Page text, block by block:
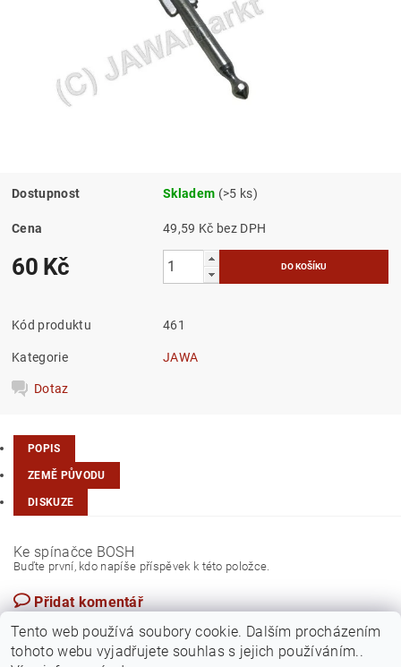
Dostupnost Skladem (>5 ks)
Cena 49,59 Kč bez DPH
60 Kč
Kód produktu 461
Kategorie JAWA
Dotaz
POPIS
ZEMĚ PŮVODU
DISKUZE
Ke spínačce BOSH
Buďte první, kdo napíše příspěvek k této položce.
Přidat komentář
Tento web používá soubory cookie. Dalším procházením
tohoto webu vyjadřujete souhlas s jejich používáním..